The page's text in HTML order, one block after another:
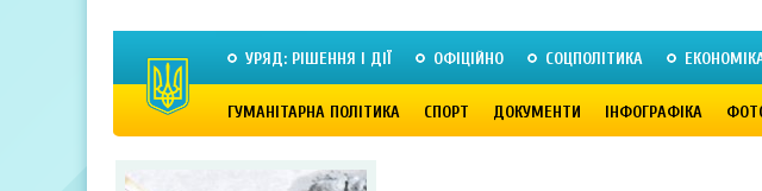
УРЯД: РІШЕННЯ І ДІЇ ОФІЦІЙНО СОЦПОЛІТИКА
ГУМАНІТАРНА ПОЛІТИКА СПОРТ ДОКУМЕНТИ ІНФОГРАФІКА